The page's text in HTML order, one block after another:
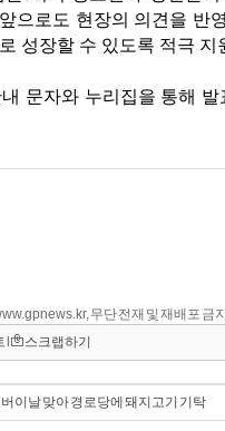
무단 전재 및 재배포 금지
스크랩하기
이날 맞아 경로당에 돼지고기 기탁